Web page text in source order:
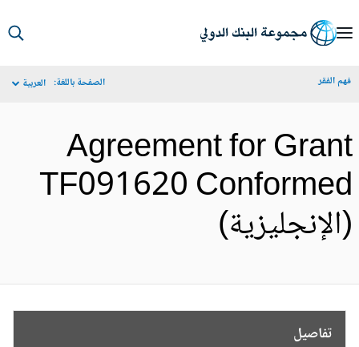
الفقر الصفحة باللغة: العربية
Agreement for
TF091620
تفاصيل